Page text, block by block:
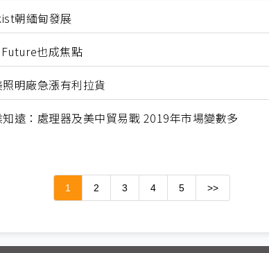
朝緬甸發展
Future也成焦點
明廠急漲有利拉貨
遠：處理器及美中貿易戰 2019年市場變數多
1 2 3 4 5 >>